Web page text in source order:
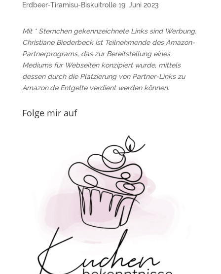
Erdbeer-Tiramisu-Biskuitrolle 19. Juni 2023
Mit * Sternchen gekennzeichnete Links sind Werbung.
Christiane Biederbeck ist Teilnehmende des Amazon-
Partnerprograms, das zur Bereitstellung eines
Mediums für Webseiten konzipiert wurde, mittels
dessen durch die Platzierung von Partner-Links zu
Amazon.de Entgelte verdient werden können.
Folge mir auf